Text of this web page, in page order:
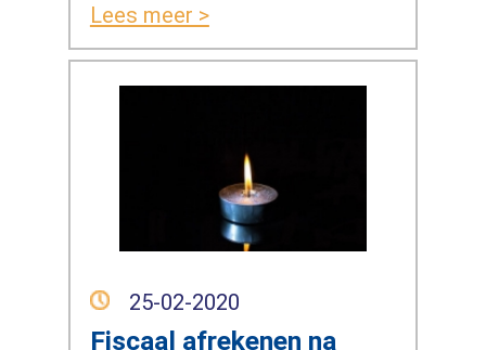
Lees meer >
25-02-2020
Fiscaal afrekenen na